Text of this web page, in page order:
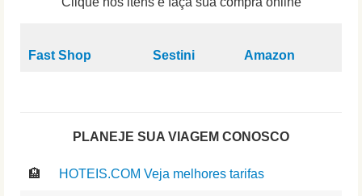
Fast Shop Sestini Amazon
PLANEJE SUA VIAGEM CONOSCO
🏨 HOTEIS.COM Veja melhores tarifas